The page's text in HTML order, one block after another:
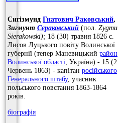
Сигізмунд Гнатович Раковський,
Зигмунт Сєраковський (пол. Zygmunt
Sierakowski); 18 (30) травня 1826 с.
Лисов Луцького повіту Волинської
губернії (тепер Маневицький район
Волинської області, Україна) - 15 (27)
Червень 1863) - капітан російського
Генерального штабу, учасник
польського повстання 1863-1864
років.
біографія